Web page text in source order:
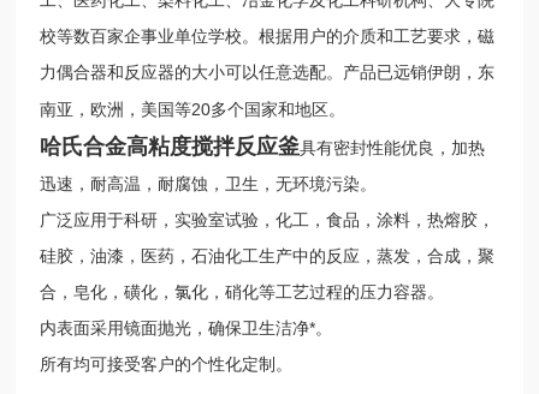
校等数百家企事业单位学校。根据用户的介质和工艺要求，磁
力偶合器和反应器的大小可以任意选配。产品已远销伊朗，东
南亚，欧洲，美国等20多个国家和地区。
哈氏合金高粘度搅拌反应釜具有密封性能优良，加热
迅速，耐高温，耐腐蚀，卫生，无环境污染。
广泛应用于科研，实验室试验，化工，食品，涂料，热熔胶，
硅胶，油漆，医药，石油化工生产中的反应，蒸发，合成，聚
合，皂化，磺化，氯化，硝化等工艺过程的压力容器。
内表面采用镜面抛光，确保卫生洁净*。
所有均可接受客户的个性化定制。